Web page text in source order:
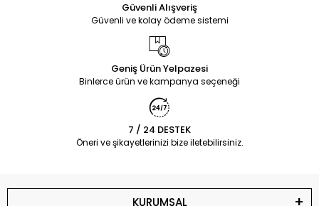
Güvenli Alışveriş
Güvenli ve kolay ödeme sistemi
Geniş Ürün Yelpazesi
Binlerce ürün ve kampanya seçeneği
7 / 24 DESTEK
Öneri ve şikayetlerinizi bize iletebilirsiniz.
KURUMSAL